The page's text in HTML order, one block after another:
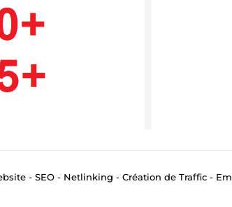
- SEO - Netlinking - Création de Traffic - Emailing)